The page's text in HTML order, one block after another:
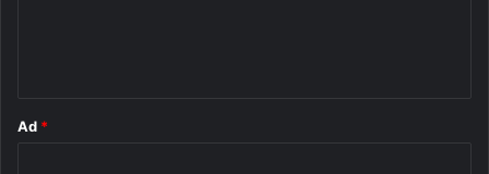
Ad *